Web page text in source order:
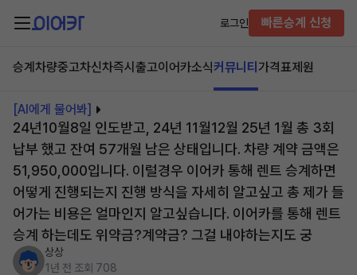
로그인 빠른승계 신청
승계차량중고차신차즉시출고이어카소식커뮤니티 가격표제원
[AI에게 물어봐]
24년10월8일 인도받고, 24년 11월12월 25년 1월 총 3회
납부 했고 잔여 57개월 남은 상태입니다. 차량 계약 금액은
51,950,000입니다. 이럴경우 이어카 통해 렌트 승계하면
어떻게 진행되는지 진행 방식을 자세히 알고싶고 총 제가 들
어가는 비용은 얼마인지 알고싶습니다. 이어카를 통해 렌트
승계 하는데도 위약금?계약금? 그걸 내야하는지도 궁
상상
1년 전 조회 708